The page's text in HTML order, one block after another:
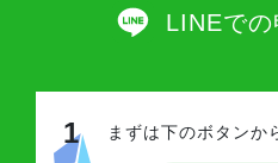
LINEで
1 まずは下のボタンか